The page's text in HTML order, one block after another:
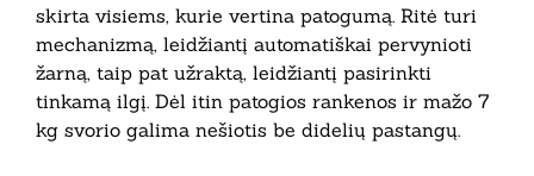
skirta visiems, kurie vertina patogumą. Ritė turi
mechanizmą, leidžiantį automatiškai pervynioti
žarną, taip pat užraktą, leidžiantį pasirinkti
tinkamą ilgį. Dėl itin patogios rankenos ir mažo 7
kg svorio galima nešiotis be didelių pastangų.